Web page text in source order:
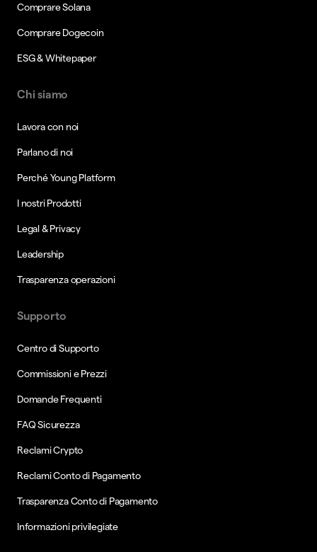
Comprare Solana
Comprare Dogecoin
ESG & Whitepaper
Chi siamo
Lavora con noi
Parlano di noi
Perché Young Platform
I nostri Prodotti
Legal & Privacy
Leadership
Trasparenza operazioni
Supporto
Centro di Supporto
Commissioni e Prezzi
Domande Frequenti
FAQ Sicurezza
Reclami Crypto
Reclami Conto di Pagamento
Trasparenza Conto di Pagamento
Informazioni privilegiate